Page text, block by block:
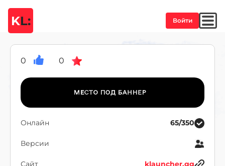
KL: Войти
0 0
Онлайн 65/350
Версии
Сайт klauncher.gg